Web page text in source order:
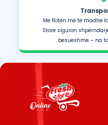
Me flotën më të madhe
Store siguron
besueshme – na